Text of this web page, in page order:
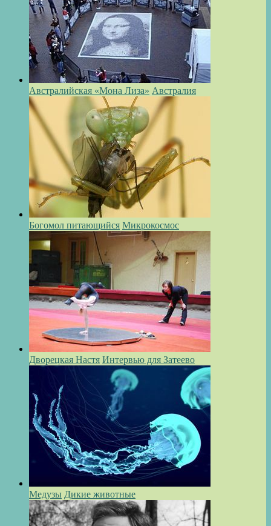
Австралийская «Мона Лиза» Австралия
Богомол питающийся Микрокосмос
Дворецкая Настя Интервью для Затеево
Медузы Дикие животные